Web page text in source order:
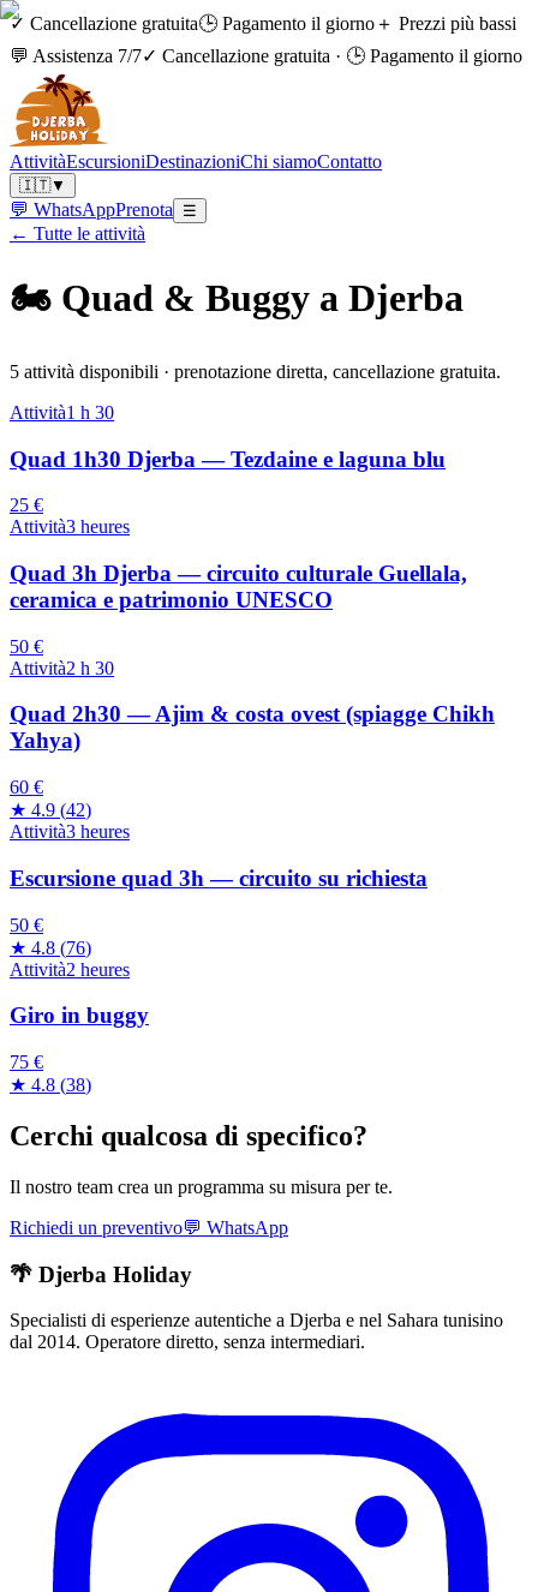
✓ Cancellazione gratuita🕒 Pagamento il giorno＋ Prezzi più bassi
💬 Assistenza 7/7✓ Cancellazione gratuita · 🕒 Pagamento il giorno
AttivitàEscursioniDestinazioniChi siamoContatto
🇮🇹▼
💬 WhatsAppPrenota ☰
← Tutte le attività
🏍️ Quad & Buggy a Djerba
5 attività disponibili · prenotazione diretta, cancellazione gratuita.
Attività1 h 30
Quad 1h30 Djerba — Tezdaine e laguna blu
25 €
Attività3 heures
Quad 3h Djerba — circuito culturale Guellala,
ceramica e patrimonio UNESCO
50 €
Attività2 h 30
Quad 2h30 — Ajim & costa ovest (spiagge Chikh
Yahya)
60 €
★ 4.9 (42)
Attività3 heures
Escursione quad 3h — circuito su richiesta
50 €
★ 4.8 (76)
Attività2 heures
Giro in buggy
75 €
★ 4.8 (38)
Cerchi qualcosa di specifico?
Il nostro team crea un programma su misura per te.
Richiedi un preventivo💬 WhatsApp
🌴 Djerba Holiday
Specialisti di esperienze autentiche a Djerba e nel Sahara tunisino
dal 2014. Operatore diretto, senza intermediari.